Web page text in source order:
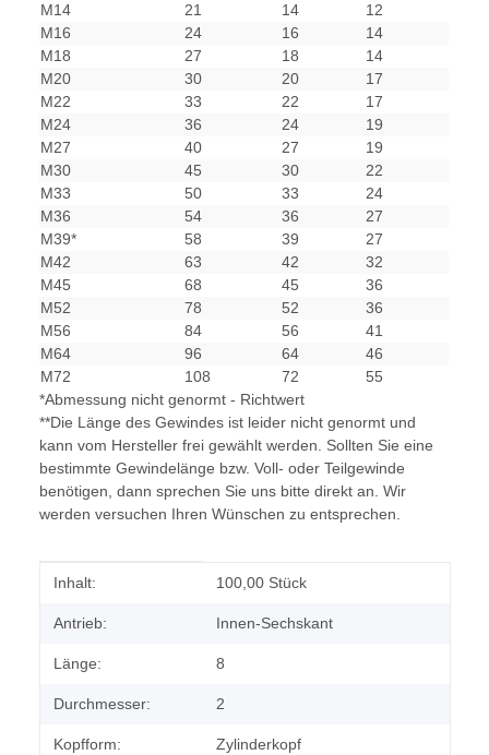
M14
21 14
12
M16
24 16
14
M18
27 18
14
M20
30 20
17
M22
33 22
17
M24
36 24
19
M27
40 27
19
M30
45 30
22
M33
50 33
24
M36
54 36
27
M39*
58 39
27
M42
63 42
32
M45
68 45
36
M52
78 52
36
M56
84 56
41
M64
96 64
46
M72
108 72
55
*Abmessung nicht genormt - Richtwert
**Die Länge des Gewindes ist leider nicht genormt und
kann vom Hersteller frei gewählt werden. Sollten Sie eine
bestimmte Gewindelänge bzw. Voll- oder Teilgewinde
benötigen, dann sprechen Sie uns bitte direkt an. Wir
werden versuchen Ihren Wünschen zu entsprechen.
Produkteigenschaft
Wert
Inhalt: 100,00 Stück
Antrieb: Innen-Sechskant
Länge: 8
Durchmesser: 2
Kopfform: Zylinderkopf